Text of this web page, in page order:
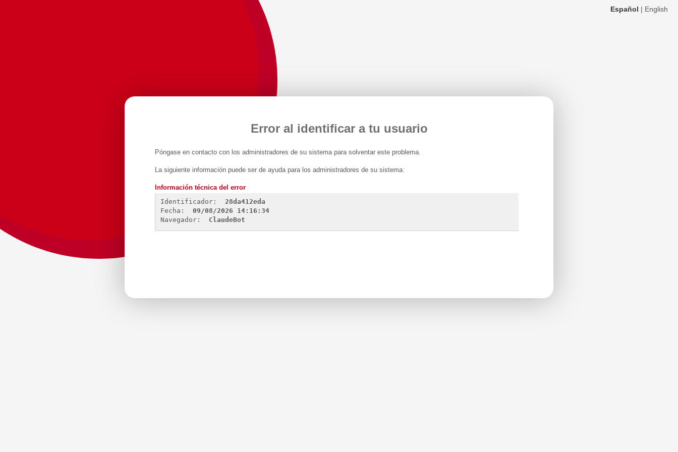
Español | English
Error al identificar a tu usuario
Póngase en contacto con los administradores de su sistema para solventar este problema.
La siguiente información puede ser de ayuda para los administradores de su sistema:
Información técnica del error
Identificador:
28da412eda
Fecha:
09/08/2026 14:16:34
Navegador:
ClaudeBot